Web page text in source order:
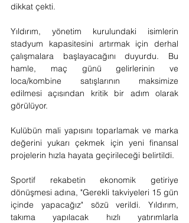
dikkat çekti.
Yıldırım, yönetim kurulundaki isimlerin
stadyum kapasitesini artırmak için derhal
çalışmalara başlayacağını duyurdu. Bu
hamle, maç günü gelirlerinin ve
loca/kombine satışlarının maksimize
edilmesi açısından kritik bir adım olarak
görülüyor.
Kulübün mali yapısını toparlamak ve marka
değerini yukarı çekmek için yeni finansal
projelerin hızla hayata geçirileceği belirtildi.
Sportif rekabetin ekonomik getiriye
dönüşmesi adına, "Gerekli takviyeleri 15 gün
içinde yapacağız" sözü verildi. Yıldırım,
takıma yapılacak hızlı yatırımlarla